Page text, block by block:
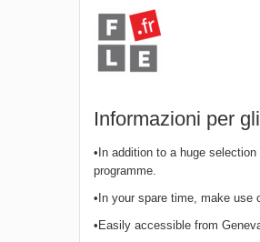
Informazioni per
•In addition to a huge
programme.
•In your spare time, make use
•Easily accessible from